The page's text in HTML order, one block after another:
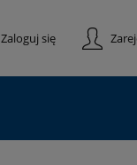
Zaloguj się